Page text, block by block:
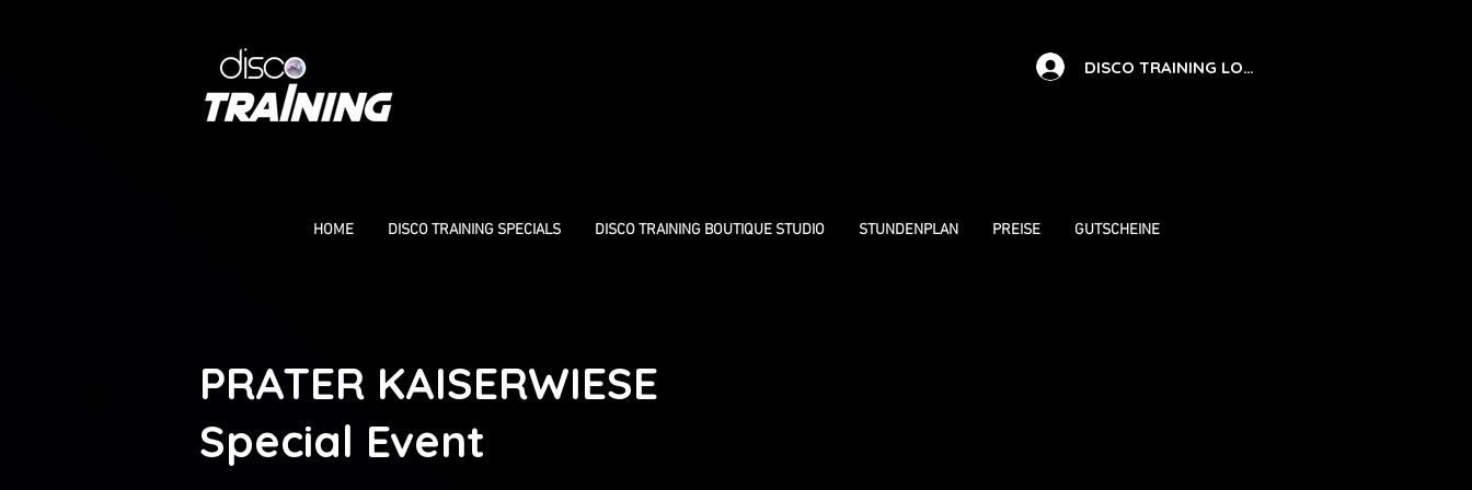
DISCO TRAINING LOG IN
HOME DISCO TRAINING SPECIALS DISCO TRAINING BOUTIQUE STUDIO STUNDENPLAN PREISE GUTSCHEINE
PRATER KAISERWIESE
Special Event